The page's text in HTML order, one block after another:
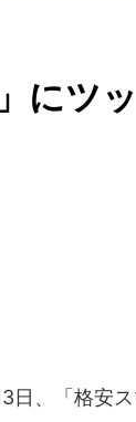
にツ
、「格安